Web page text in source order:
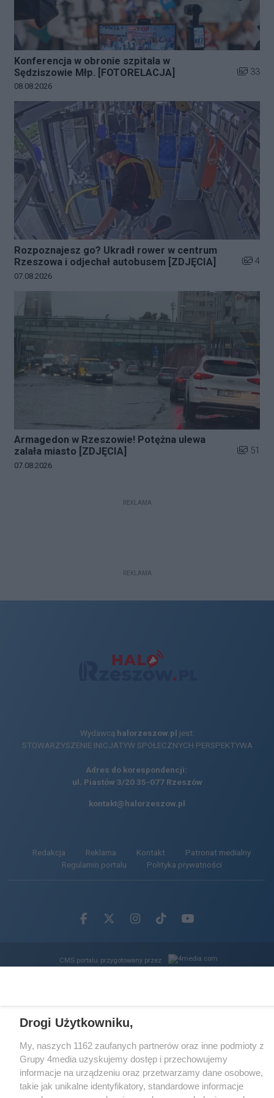
Konferencja w obronie szpitala w
Sędziszowie Młp. [FOTORELACJA]
Liczba
33
Data dodania galerii:
08.08.2026
Rozpoznajesz go? Ukradł rower w centrum
Rzeszowa i odjechał autobusem [ZDJĘCIA]
Liczba
4
Data dodania galerii:
07.08.2026
Armagedon w Rzeszowie! Potężna ulewa
zalała miasto [ZDJĘCIA]
Liczba
51
Data dodania galerii:
07.08.2026
REKLAMA
REKLAMA
Wydawcą halorzeszow.pl jest:
STOWARZYSZENIE INICJATYW SPOŁECZNYCH PERSPEKTYWA
Adres do korespondencji:
ul. Piastów 3/20 35-077 Rzeszów
kontakt@halorzeszow.pl
Redakcja Reklama Kontakt
Patronat medialny
Regulamin portalu
Polityka prywatności
Facebook.com
X.comInstagram.com
Tiktok.comYoutube.com
CMS portalu przygotowany przez
Drogi Użytkowniku,
My, naszych 1162 zaufanych partnerów oraz inne podmioty z
Grupy 4media uzyskujemy dostęp i przechowujemy
informacje na urządzeniu oraz przetwarzamy dane osobowe,
takie jak unikalne identyfikatory, standardowe informacje